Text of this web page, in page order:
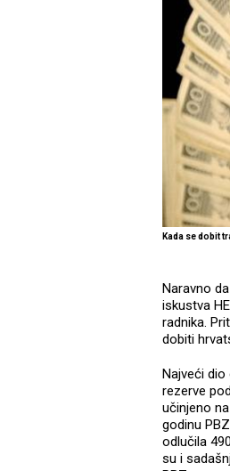
Kada se dobit
Naravno
iskustva
radnika.
dobiti
Najveći
rezerve
učinjeno
godinu
odlučila
su i